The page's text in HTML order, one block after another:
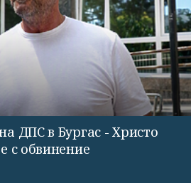
ДПС в Бургас - Христо
с обвинение